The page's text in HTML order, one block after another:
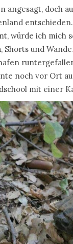
angesagt, doch
würde ich mich
Shorts und
noch vor Ort
mit einer